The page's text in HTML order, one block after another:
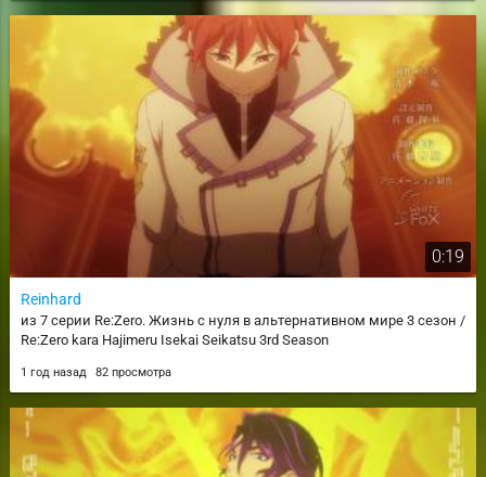
0:19
Reinhard
из 7 серии Re:Zero. Жизнь с нуля в альтернативном мире 3 сезон /
Re:Zero kara Hajimeru Isekai Seikatsu 3rd Season
1 год назад 82 просмотра